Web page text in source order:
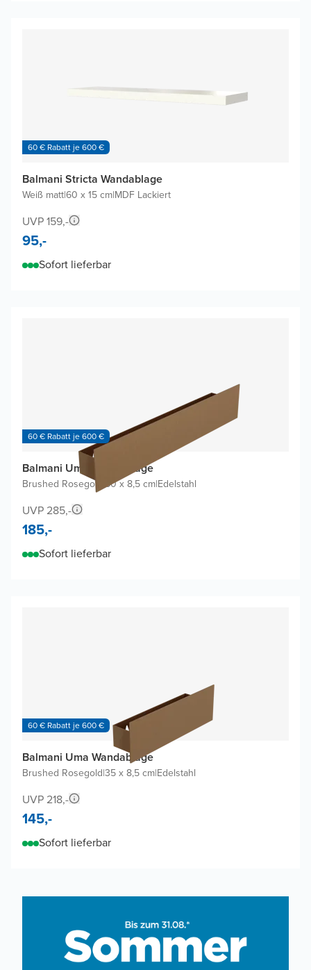
60 € Rabatt je 600 €
Balmani Stricta Wandablage
Weiß matt|60 x 15 cm|MDF Lackiert
UVP 159,-
95,-
Sofort lieferbar
60 € Rabatt je 600 €
Balmani Uma Wandablage
Brushed Rosegold 60 x 8,5 cm|Edelstahl
UVP 285,-
185,-
Sofort lieferbar
60 € Rabatt je 600 €
Balmani Uma Wandablage
Brushed Rosegold|35 x 8,5 cm|Edelstahl
UVP 218,-
145,-
Sofort lieferbar